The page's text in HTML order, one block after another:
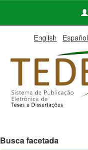
English Español
Busca facetada